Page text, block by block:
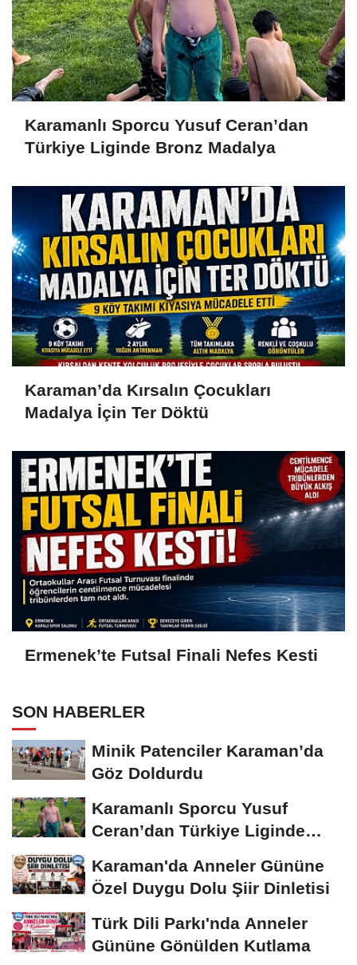
Karamanlı Sporcu Yusuf Ceran’dan
Türkiye Liginde Bronz Madalya
Karaman’da Kırsalın Çocukları
Madalya İçin Ter Döktü
Ermenek’te Futsal Finali Nefes Kesti
SON HABERLER
Minik Patenciler Karaman’da
Göz Doldurdu
Karamanlı Sporcu Yusuf
Ceran’dan Türkiye Liginde
Karaman'da Anneler Gününe
Özel Duygu Dolu Şiir Dinletisi
Türk Dili Parkı'nda Anneler
Gününe Gönülden Kutlama